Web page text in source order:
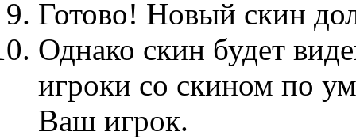
Готово! Новый скин
Однако скин будет
игроки со скином по
Ваш игрок.